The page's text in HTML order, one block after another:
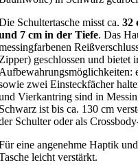
Schultertasche misst ca. 32
7 cm in der Tiefe. Das
geschlossen und bietet
zwei Einsteckfächer
Vierkantring sind in
ist bis ca. 130 cm
Schulter oder als
eine angenehme Haptik
leicht verstärkt.